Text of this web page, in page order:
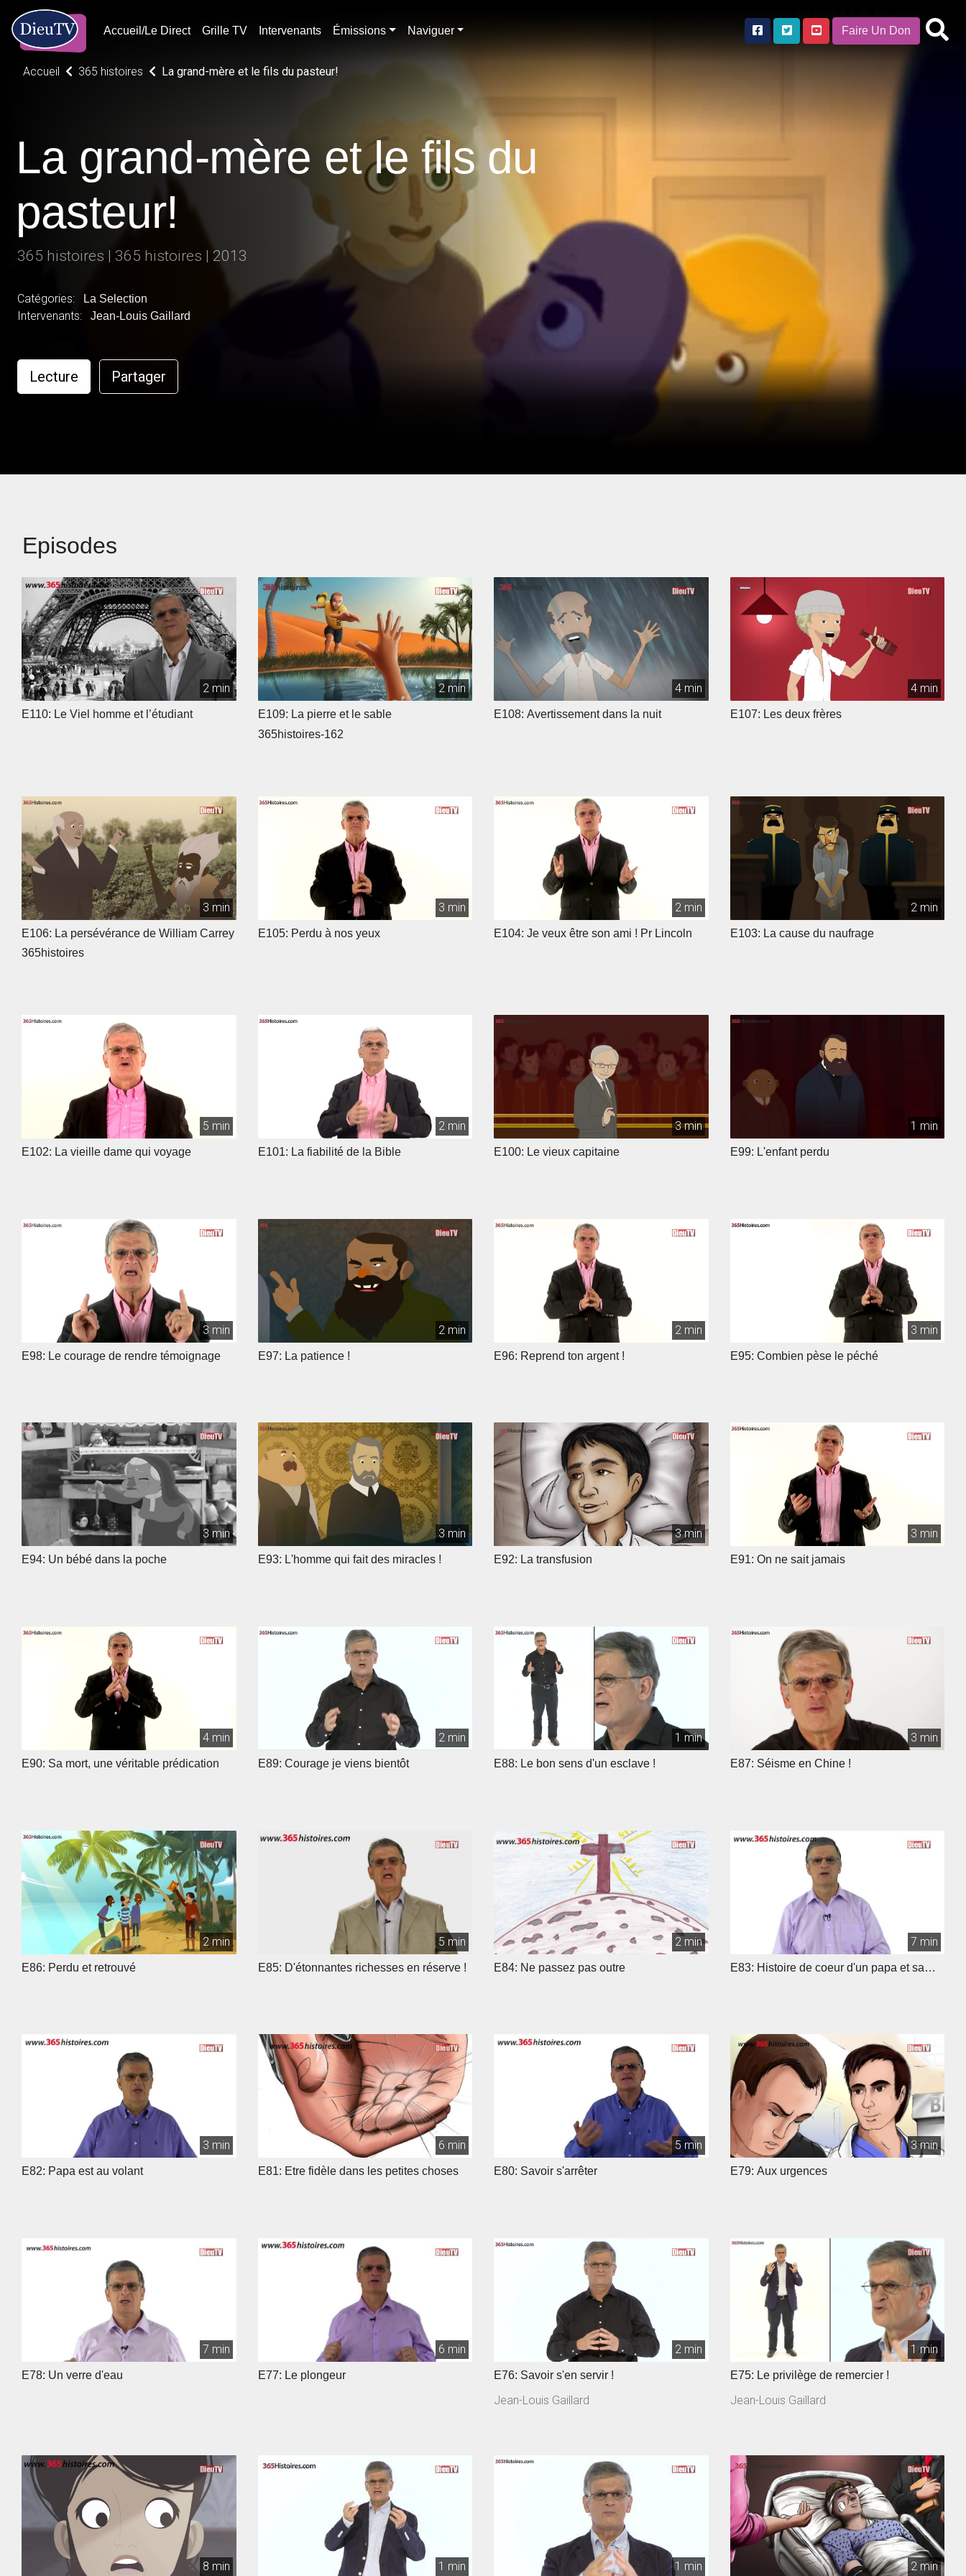
Accueil/Le Direct Grille TV Intervenants Émissions Naviguer Faire Un Don
Accueil 365 histoires La grand-mère et le fils du pasteur!
La grand-mère et le fils du
pasteur!
365 histoires | 365 histoires | 2013
Catégories: La Selection
Intervenants: Jean-Louis Gaillard
Lecture Partager
Episodes
2 min
E110: Le Viel homme et l’étudiant
2 min
E109: La pierre et le sable
365histoires-162
4 min
E108: Avertissement dans la nuit
4 min
E107: Les deux frères
3 min
E106: La persévérance de William Carrey
365histoires
3 min
E105: Perdu à nos yeux
2 min
E104: Je veux être son ami ! Pr Lincoln
2 min
E103: La cause du naufrage
5 min
E102: La vieille dame qui voyage
2 min
E101: La fiabilité de la Bible
3 min
E100: Le vieux capitaine
1 min
E99: L'enfant perdu
3 min
E98: Le courage de rendre témoignage
2 min
E97: La patience !
2 min
E96: Reprend ton argent !
3 min
E95: Combien pèse le péché
3 min
E94: Un bébé dans la poche
3 min
E93: L'homme qui fait des miracles !
3 min
E92: La transfusion
3 min
E91: On ne sait jamais
4 min
E90: Sa mort, une véritable prédication
2 min
E89: Courage je viens bientôt
1 min
E88: Le bon sens d'un esclave !
3 min
E87: Séisme en Chine !
2 min
E86: Perdu et retrouvé
5 min
E85: D'étonnantes richesses en réserve !
2 min
E84: Ne passez pas outre
7 min
E83: Histoire de coeur d'un papa et sa
3 min
E82: Papa est au volant
6 min
E81: Etre fidèle dans les petites choses
5 min
E80: Savoir s'arrêter
3 min
E79: Aux urgences
7 min
E78: Un verre d'eau
6 min
E77: Le plongeur
2 min
E76: Savoir s'en servir !
Jean-Louis Gaillard
1 min
E75: Le privilège de remercier !
Jean-Louis Gaillard
8 min 1 min 1 min 2 min